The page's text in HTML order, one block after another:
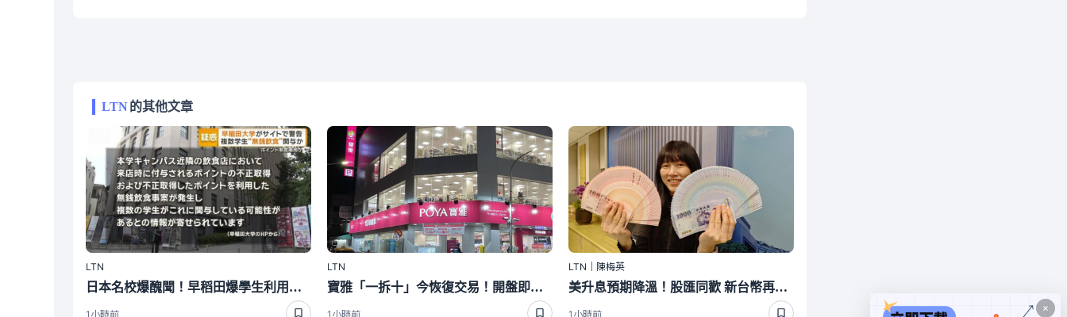
LTN的其他文章
LTN
日本名校爆醜聞！早稻田爆學生利用「這招」吃霸王餐 校方罕見說重話
1小時前
LTN
寶雅「一拆十」今恢復交易！開盤即漲停 網笑：是有打入AI供應鏈嗎？
1小時前
LTN｜陳梅英
美升息預期降溫！股匯同歡 新台幣再戰32.2元
1小時前